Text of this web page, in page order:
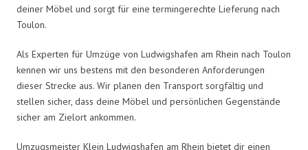
deiner Möbel und sorgt für eine termingerechte Lieferung nach
Toulon.
Als Experten für Umzüge von Ludwigshafen am Rhein nach Toulon
kennen wir uns bestens mit den besonderen Anforderungen
dieser Strecke aus. Wir planen den Transport sorgfältig und
stellen sicher, dass deine Möbel und persönlichen Gegenstände
sicher am Zielort ankommen.
Umzugsmeister Klein Ludwigshafen am Rhein bietet dir einen